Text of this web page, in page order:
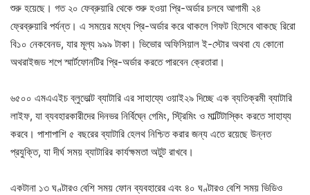
শুরু হয়েছে। গত ২০ ফেব্রুয়ারি থেকে শুরু হওয়া প্রি-অর্ডার চলবে আগামী ২৪
ফ্রেব্রুয়ারি পর্যন্ত। এ সময়ের মধ্যে প্রি-অর্ডার করে থাকলে গিফট হিসেবে থাকছে রিরো
বি১০ নেকবেনড, যার মূল্য ৯৯৯ টাকা। ভিভোর অফিসিয়াল ই-স্টোর অথবা যে কোনো
অথরাইজড শপে স্মার্টফোনটির প্রি-অর্ডার করতে পারবেন ক্রেতারা।
৬৫০০ এমএএইচ ব্লুভোল্ট ব্যাটারি এর সাহায্যে ওয়াই২৯ দিচ্ছে এক ব্যতিক্রমী ব্যাটারি
লাইফ, যা ব্যবহারকারীদের দিনভর নির্বিঘ্নে গেমিং, স্ট্রিমিং ও মাল্টিটাস্কিং করতে সাহায্য
করবে। পাশাপাশি ৫ বছরের ব্যাটারি হেলথ নিশ্চিত করার জন্য এতে রয়েছে উন্নত
প্রযুক্তি, যা দীর্ঘ সময় ব্যাটারির কার্যক্ষমতা অটুট রাখবে।
একটানা ১৩ ঘণ্টারও বেশি সময় ফোন ব্যবহারের এবং ৪০ ঘণ্টারও বেশি সময় ভিডিও